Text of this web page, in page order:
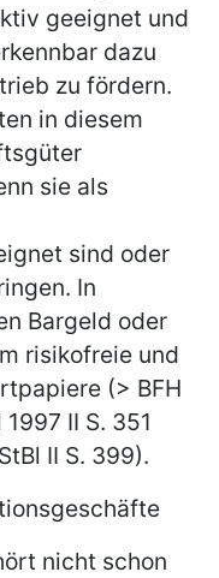
geeignet und
dazu
zu fördern.
in diesem
sie als
sind oder
In
Bargeld oder
risikofreie und
(> BFH
II S. 351
II S. 399).
nicht schon